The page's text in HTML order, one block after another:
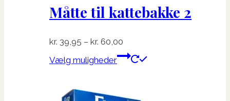
Måtte til kattebakke 2
kr. 39,95 – kr. 60,00
kr. 39,95
Vælg muligheder
Dette